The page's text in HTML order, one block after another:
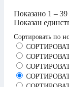
Показано 1 – 39
Показан
Сортировать по